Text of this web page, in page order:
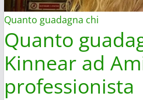
a
puntata
Quanto guadagna chi
Quanto
Kinnear ad
professionista